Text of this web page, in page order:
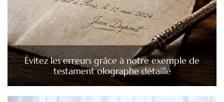
Évitez les erreurs grâce à notre exemple de
testament olographe détaillé